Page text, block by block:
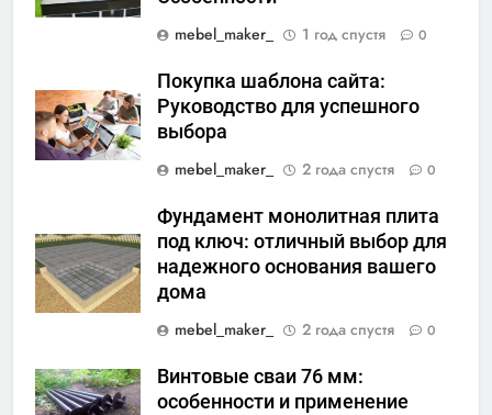
mebel_maker_
1 год спустя 0
Покупка шаблона сайта:
Руководство для успешного
выбора
mebel_maker_
2 года спустя 0
Фундамент монолитная плита
под ключ: отличный выбор для
надежного основания вашего
дома
mebel_maker_
2 года спустя 0
Винтовые сваи 76 мм:
особенности и применение